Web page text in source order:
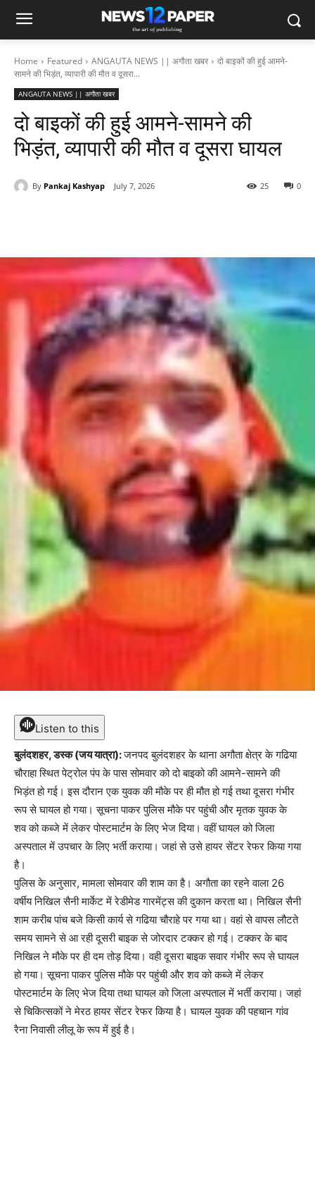
Home Featured ANGAUTA NEWS || अगौता खबर
दो बाइकों की हुई आमने-
सामने की भिड़ंत, व्यापारी की मौत व दूसरा...
ANGAUTA NEWS || अगौता खबर
दो बाइकों की हुई आमने-सामने की
भिड़ंत, व्यापारी की मौत व दूसरा घायल
By Pankaj Kashyap July 7, 2026 0
25
Listen to this
बुलंदशहर, डस्क (जय यात्रा):जनपद बुलंदशहर के थाना अगौता क्षेत्र के गढिया
चौराहा स्थित पेट्रोल पंप के पास सोमवार को दो बाइको की आमने-सामने की
भिड़ंत हो गई। इस दौरान एक युवक की मौके पर ही मौत हो गई तथा दूसरा गंभीर
रूप से घायल हो गया। सूचना पाकर पुलिस मौके पर पहुंची और मृतक युवक के
शव को कब्जे में लेकर पोस्टमार्टम के लिए भेज दिया। वहीं घायल को जिला
अस्पताल में उपचार के लिए भर्ती कराया। जहां से उसे हायर सेंटर रेफर किया गया
है।
पुलिस के अनुसार, मामला सोमवार की शाम का है। अगौता का रहने वाला 26
वर्षीय निखिल सैनी मार्केट में रेडीमेड गारमेंट्स की दुकान करता था। निखिल सैनी
शाम करीब पांच बजे किसी कार्य से गढिया चौराहे पर गया था। वहां से वापस लौटते
समय सामने से आ रही दूसरी बाइक से जोरदार टक्कर हो गई। टक्कर के बाद
निखिल ने मौके पर ही दम तोड़ दिया। वही दूसरा बाइक सवार गंभीर रूप से घायल
हो गया। सूचना पाकर पुलिस मौके पर पहुंची और शव को कब्जे में लेकर
पोस्टमार्टम के लिए भेज दिया तथा घायल को जिला अस्पताल में भर्ती कराया। जहां
से चिकित्सकों ने मेरठ हायर सेंटर रेफर किया है। घायल युवक की पहचान गांव
रैना निवासी लीलू के रूप में हुई है।